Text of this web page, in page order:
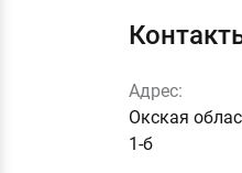
Адрес:
Окская
1-б